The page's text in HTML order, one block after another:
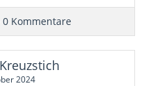
0 Kommentare
2024